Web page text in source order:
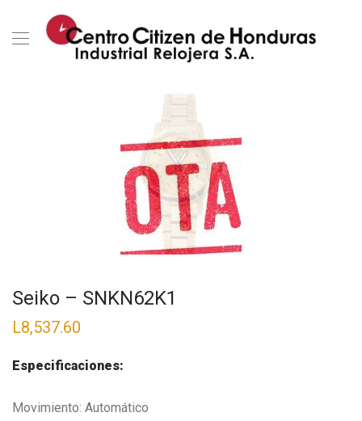
Seiko – SNKN62K1
L8,537.60
Especificaciones:
Movimiento: Automático